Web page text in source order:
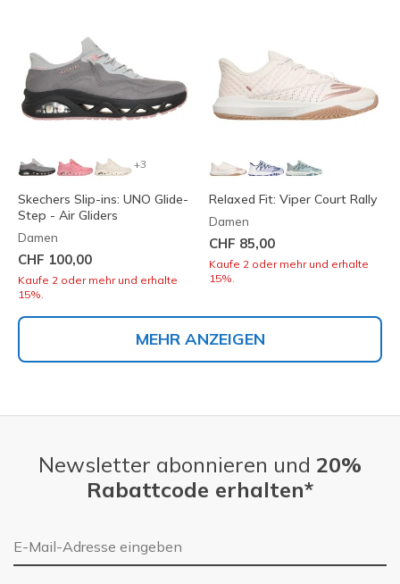
+3
Skechers Slip-ins: UNO Glide-
Step - Air Gliders
Damen
CHF 100,00
Kaufe 2 oder mehr und erhalte
15%.
Relaxed Fit: Viper Court Rally
Damen
CHF 85,00
Kaufe 2 oder mehr und erhalte
15%.
MEHR ANZEIGEN
Newsletter abonnieren und 20%
Rabattcode erhalten*
E-Mail-Adresse